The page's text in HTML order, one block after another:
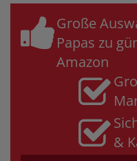
Große
Papas zu
Amazon
&